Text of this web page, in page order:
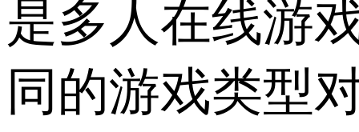
是多人在线游
同的游戏类型